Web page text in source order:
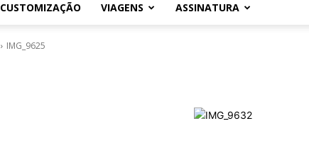
CUSTOMIZAÇÃO VIAGENS ASSINATURA
IMG_9625